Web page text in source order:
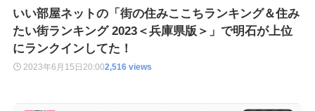
いい部屋ネットの「街の住みここちランキング＆住み
たい街ランキング 2023＜兵庫県版＞」で明石が上位
にランクインしてた！
2023年6月15日 20:002,516 views